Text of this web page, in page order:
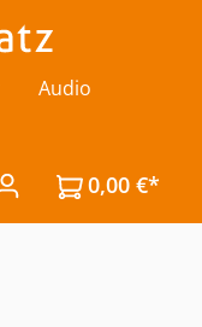
Audio
0 Produkte auf
0,00 €*